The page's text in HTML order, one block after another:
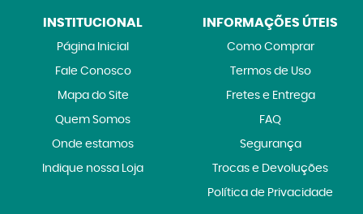
INSTITUCIONAL
Página Inicial
Fale Conosco
Mapa do Site
Quem Somos
Onde estamos
Indique nossa Loja
INFORMAÇÕES ÚTEIS
Como Comprar
Termos de Uso
Fretes e Entrega
FAQ
Segurança
Trocas e Devoluções
Política de Privacidade